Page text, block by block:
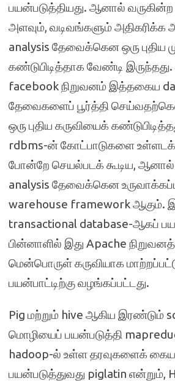
பயன்படுத்தியது. ஆனால்
அளவும், வடிவங்களும் அதிகரிக்க
analysis தேவைக்கென ஒரு புதிய
கண்டுபிடித்தாக வேண்டி
facebook நிறுவனம் இத்தகைய
தேவைகளைப் பூர்த்தி
ஒரு புதிய கருவியைக்
rdbms-ன் கோட்பாடுகளை
போன்றே செயல்படக் கூடிய, ஆனால்
analysis தேவைக்கென
warehouse framework
transactional database-ஆகப்
பின்னாளில் இது Apache
மென்பொருள் கருவியாக
பயன்பாட்டிற்கு வழங்கப்பட்டது.
Pig மற்றும் hive ஆகிய இரண்டும்
மொழியைப் பயன்படுத்தி
hadoop-ல் உள்ள தரவுகளைக்
பயன்படுத்துவது piglatin என்றும்,